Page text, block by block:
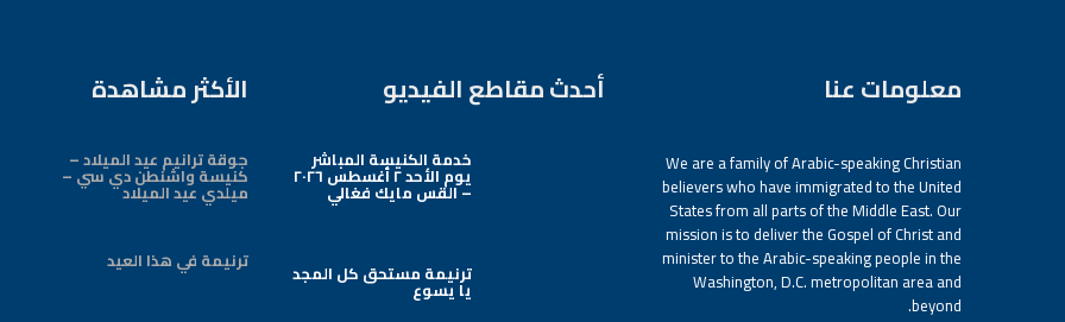
معلومات عنا
We are a family of Arabic-speaking Christian
believers who have immigrated to the United
States from all parts of the Middle East. Our
mission is to deliver the Gospel of Christ and
minister to the Arabic-speaking people in the
Washington, D.C. metropolitan area and
beyond.
أحدث مقاطع الفيديو
خدمة الكنيسة المباشر
يوم الأحد ٢ أغسطس ٢٠٢٦
– القس مايك فغالي
ترنيمة مستحق كل المجد
يا يسوع
الأكثر مشاهدة
جوقة ترانيم عيد الميلاد –
كنيسة واشنطن دي سي –
ميلدي عيد الميلاد
ترنيمة في هذا العيد